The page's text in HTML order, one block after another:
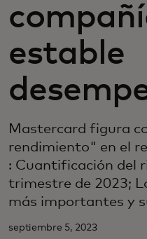
estable
Mastercard figura
rendimiento" en el
: Cuantificación del
trimestre de 2023;
más importantes y
septiembre 5, 2023